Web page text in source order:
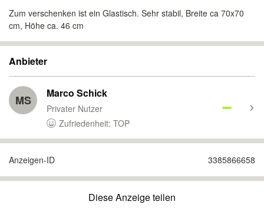
Zum verschenken ist ein Glastisch. Sehr stabil, Breite ca 70x70
cm, Höhe ca. 46 cm
Anbieter
MS Marco Schick
Privater Nutzer
Zufriedenheit: TOP
Anzeigen-ID 3385866658
Diese Anzeige teilen